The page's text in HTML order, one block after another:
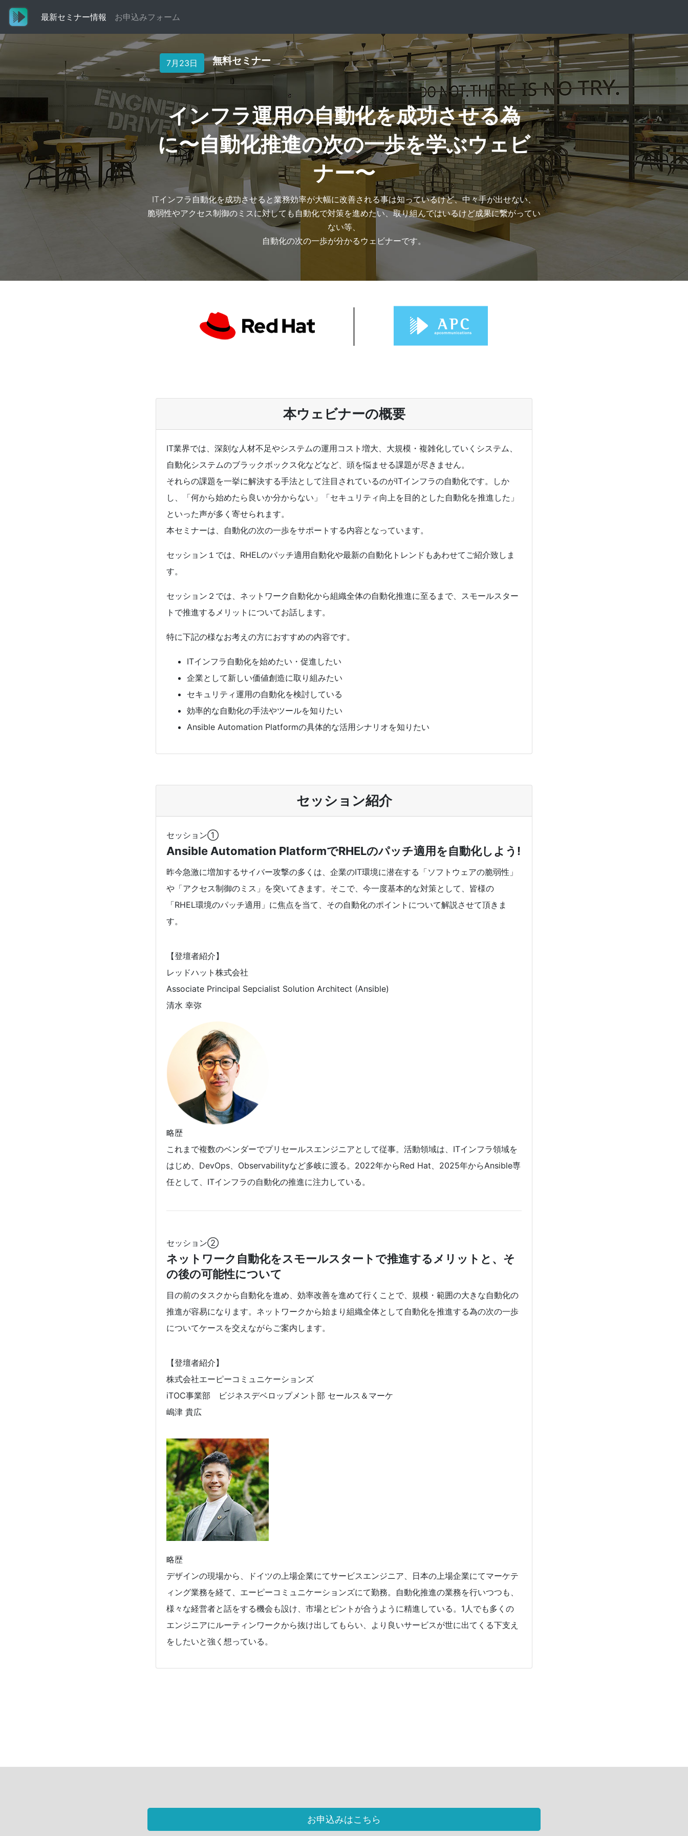
最新セミナー情報 (current)
お申込みフォーム
7月23日 無料セミナー
インフラ運用の自動化を成功させる為
に〜自動化推進の次の一歩を学ぶウェビ
ナー〜
ITインフラ自動化を成功させると業務効率が大幅に改善される事は知っているけど、中々手が出せない、
脆弱性やアクセス制御のミスに対しても自動化で対策を進めたい、取り組んではいるけど成果に繋がってい
ない等、
自動化の次の一歩が分かるウェビナーです。
本ウェビナーの概要
IT業界では、深刻な人材不足やシステムの運用コスト増大、大規模・複雑化していくシステム、
自動化システムのブラックボックス化などなど、頭を悩ませる課題が尽きません。
それらの課題を一挙に解決する手法として注目されているのがITインフラの自動化です。しか
し、「何から始めたら良いか分からない」「セキュリティ向上を目的とした自動化を推進した」
といった声が多く寄せられます。
本セミナーは、自動化の次の一歩をサポートする内容となっています。
セッション１では、RHELのパッチ適用自動化や最新の自動化トレンドもあわせてご紹介致しま
す。
セッション２では、ネットワーク自動化から組織全体の自動化推進に至るまで、スモールスター
トで推進するメリットについてお話します。
特に下記の様なお考えの方におすすめの内容です。
ITインフラ自動化を始めたい・促進したい
企業として新しい価値創造に取り組みたい
セキュリティ運用の自動化を検討している
効率的な自動化の手法やツールを知りたい
Ansible Automation Platformの具体的な活用シナリオを知りたい
セッション紹介
セッション①
Ansible Automation PlatformでRHELのパッチ適用を自動化しよう!
昨今急激に増加するサイバー攻撃の多くは、企業のIT環境に潜在する「ソフトウェアの脆弱性」
や「アクセス制御のミス」を突いてきます。そこで、今一度基本的な対策として、皆様の
「RHEL環境のパッチ適用」に焦点を当て、その自動化のポイントについて解説させて頂きま
す。
【登壇者紹介】
レッドハット株式会社
Associate Principal Sepcialist Solution Architect (Ansible)
清水 幸弥
略歴
これまで複数のベンダーでプリセールスエンジニアとして従事。活動領域は、ITインフラ領域を
はじめ、DevOps、Observabilityなど多岐に渡る。2022年からRed Hat、2025年からAnsible専
任として、ITインフラの自動化の推進に注力している。
セッション②
ネットワーク自動化をスモールスタートで推進するメリットと、そ
の後の可能性について
目の前のタスクから自動化を進め、効率改善を進めて行くことで、規模・範囲の大きな自動化の
推進が容易になります。ネットワークから始まり組織全体として自動化を推進する為の次の一歩
についてケースを交えながらご案内します。
【登壇者紹介】
株式会社エーピーコミュニケーションズ
iTOC事業部 ビジネスデベロップメント部 セールス＆マーケ
嶋津 貴広
略歴
デザインの現場から、ドイツの上場企業にてサービスエンジニア、日本の上場企業にてマーケテ
ィング業務を経て、エーピーコミュニケーションズにて勤務。自動化推進の業務を行いつつも、
様々な経営者と話をする機会も設け、市場とピントが合うように精進している。1人でも多くの
エンジニアにルーティンワークから抜け出してもらい、より良いサービスが世に出てくる下支え
をしたいと強く想っている。
お申込みはこちら